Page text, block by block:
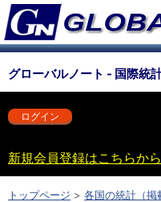
グローバルノート - 国際統
ログイン
新規会員登録はこちらから
トップページ > 各国の統計（掲